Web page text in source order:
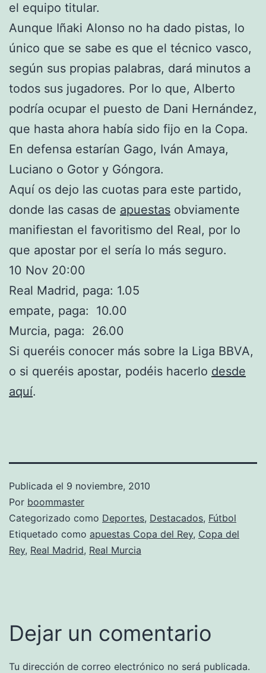
el equipo titular.
Aunque Iñaki Alonso no ha dado pistas, lo
único que se sabe es que el técnico vasco,
según sus propias palabras, dará minutos a
todos sus jugadores. Por lo que, Alberto
podría ocupar el puesto de Dani Hernández,
que hasta ahora había sido fijo en la Copa.
En defensa estarían Gago, Iván Amaya,
Luciano o Gotor y Góngora.
Aquí os dejo las cuotas para este partido,
donde las casas de apuestas obviamente
manifiestan el favoritismo del Real, por lo
que apostar por el sería lo más seguro.
10 Nov 20:00
Real Madrid, paga: 1.05
empate, paga: 10.00
Murcia, paga: 26.00
Si queréis conocer más sobre la Liga BBVA,
o si queréis apostar, podéis hacerlo desde
aquí.
Publicada el 9 noviembre, 2010
Por boommaster
Categorizado como Deportes, Destacados, Fútbol
Etiquetado como apuestas Copa del Rey, Copa del
Rey, Real Madrid, Real Murcia
Dejar un comentario
Tu dirección de correo electrónico no será publicada.